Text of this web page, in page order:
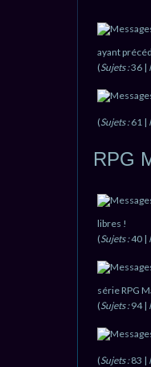
ayant
(Sujets :36 |
(Sujets :61 |
RPG
libres !
(Sujets :40 |
série RPG
(Sujets :94 |
(Sujets :83 |